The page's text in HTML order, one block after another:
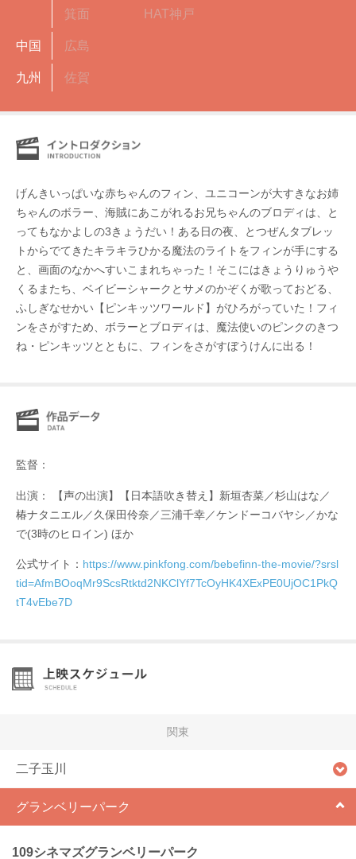
箕面 HAT神戸
中国 広島
九州 佐賀
げんきいっぱいな赤ちゃんのフィン、ユニコーンが大すきなお姉
ちゃんのボラー、海賊にあこがれるお兄ちゃんのブロディは、と
ってもなかよしの3きょうだい！ある日の夜、とつぜんタブレッ
トからでてきたキラキラひかる魔法のライトをフィンが手にする
と、画面のなかへすいこまれちゃった！そこにはきょうりゅうや
くるまたち、ベイビーシャークとサメのかぞくが歌っておどる、
ふしぎなせかい【ピンキッツワールド】がひろがっていた！フィ
ンをさがすため、ボラーとブロディは、魔法使いのピンクのきつ
ね・ピンキッツとともに、フィンをさがすぼうけんに出る！
監督：
出演： 【声の出演】【日本語吹き替え】新垣杏菜／杉山はな／
椿ナタニエル／久保田伶奈／三浦千幸／ケンドーコバヤシ／かな
で(3時のヒロイン) ほか
公式サイト： https://www.pinkfong.com/bebefinn-the-movie/?srsl
tid=AfmBOoqMr9ScsRtktd2NKClYf7TcOyHK4XExPE0UjOC1PkQ
tT4vEbe7D
関東
二子玉川
グランベリーパーク
109シネマズグランベリーパーク